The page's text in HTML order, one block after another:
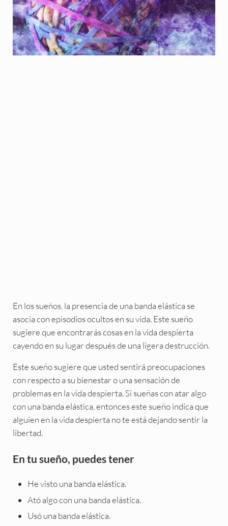
En los sueños, la presencia de una banda elástica se
asocia con episodios ocultos en su vida. Este sueño
sugiere que encontrarás cosas en la vida despierta
cayendo en su lugar después de una ligera destrucción.
Este sueño sugiere que usted sentirá preocupaciones
con respecto a su bienestar o una sensación de
problemas en la vida despierta. Si sueñas con atar algo
con una banda elástica, entonces este sueño indica que
alguien en la vida despierta no te está dejando sentir la
libertad.
En tu sueño, puedes tener
He visto una banda elástica.
Ató algo con una banda elástica.
Usó una banda elástica.